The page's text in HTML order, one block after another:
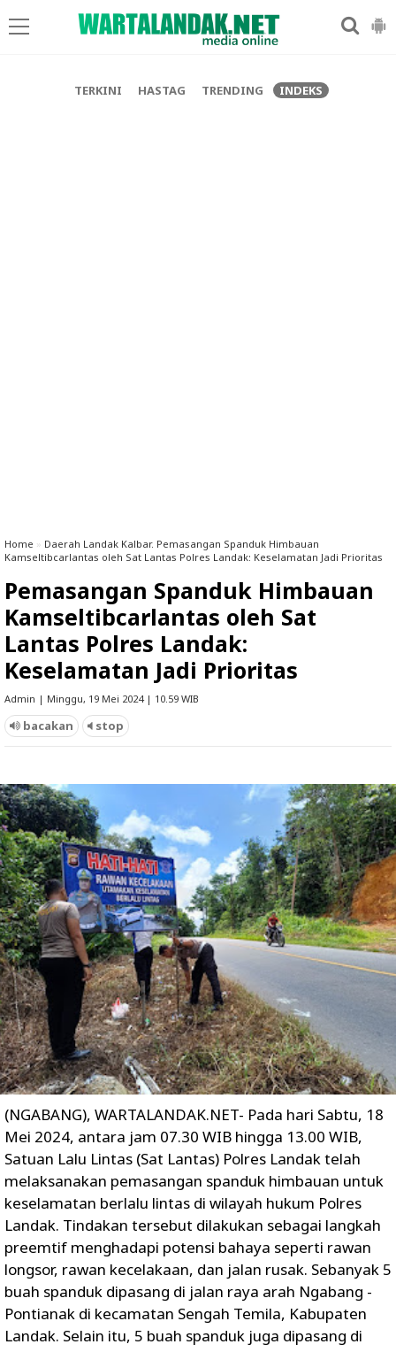
TERKINI HASTAG TRENDING INDEKS
Home » Daerah Landak Kalbar. Pemasangan Spanduk Himbauan
Kamseltibcarlantas oleh Sat Lantas Polres Landak: Keselamatan Jadi Prioritas
Pemasangan Spanduk Himbauan
Kamseltibcarlantas oleh Sat
Lantas Polres Landak:
Keselamatan Jadi Prioritas
Admin | Minggu, 19 Mei 2024 | 10.59 WIB
bacakan stop
(NGABANG), WARTALANDAK.NET- Pada hari Sabtu, 18
Mei 2024, antara jam 07.30 WIB hingga 13.00 WIB,
Satuan Lalu Lintas (Sat Lantas) Polres Landak telah
melaksanakan pemasangan spanduk himbauan untuk
keselamatan berlalu lintas di wilayah hukum Polres
Landak. Tindakan tersebut dilakukan sebagai langkah
preemtif menghadapi potensi bahaya seperti rawan
longsor, rawan kecelakaan, dan jalan rusak. Sebanyak 5
buah spanduk dipasang di jalan raya arah Ngabang -
Pontianak di kecamatan Sengah Temila, Kabupaten
Landak. Selain itu, 5 buah spanduk juga dipasang di